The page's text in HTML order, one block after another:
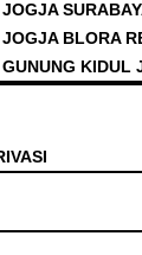
BLORA
KIDUL